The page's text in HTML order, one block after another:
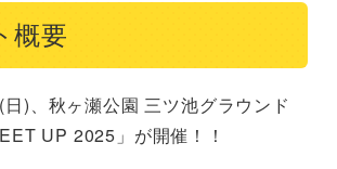
概要
)、秋ヶ瀬公園 三ツ池グラウンド
UP 2025」が開催！！